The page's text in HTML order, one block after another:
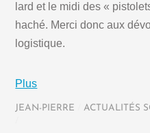
lard et le midi des «
haché. Merci donc aux
logistique.
Plus
JEAN-PIERRE ACTUALITÉS